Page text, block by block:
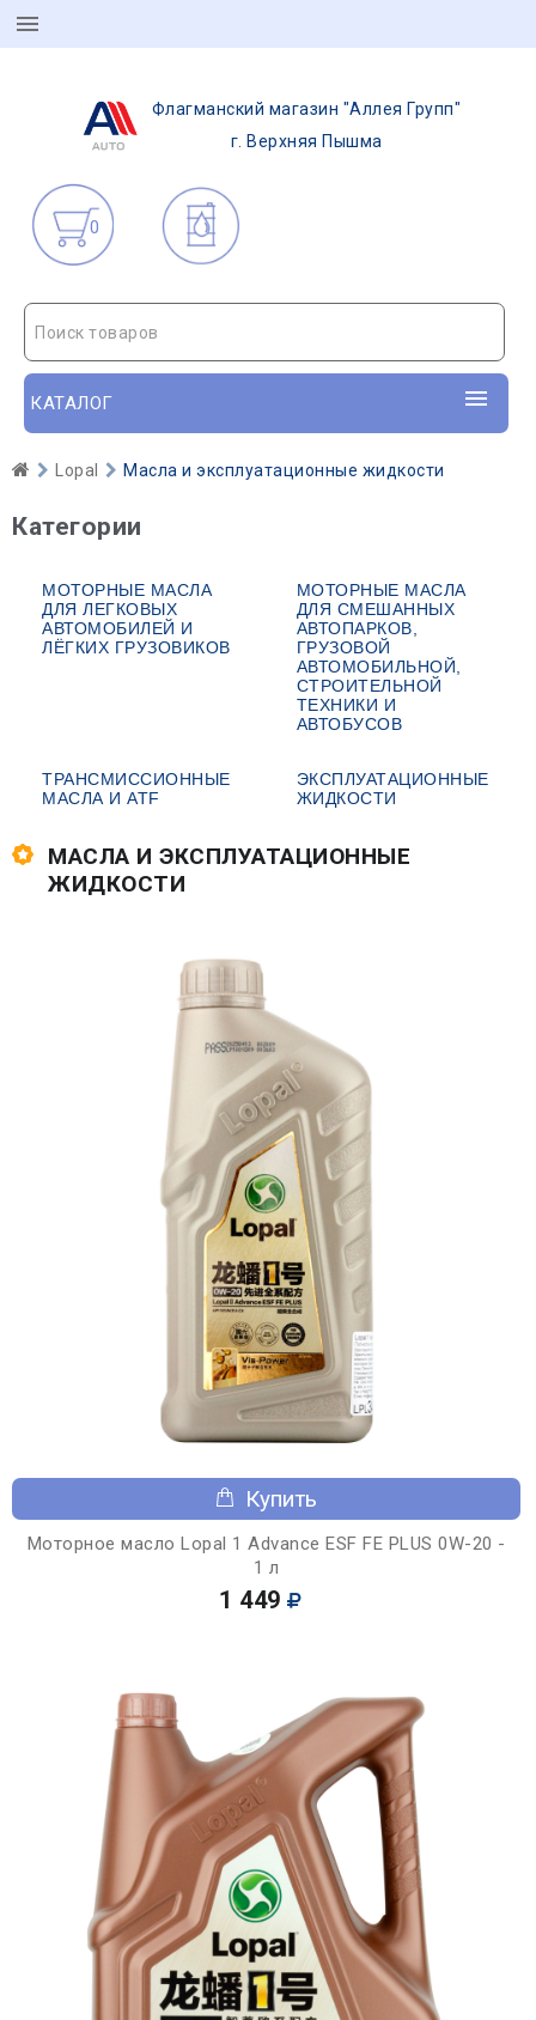
Флагманский магазин "Аллея Групп"
г. Верхняя Пышма
0
Поиск товаров
КАТАЛОГ
Lopal Масла и эксплуатационные жидкости
Категории
МОТОРНЫЕ МАСЛА
ДЛЯ ЛЕГКОВЫХ
АВТОМОБИЛЕЙ И
ЛЁГКИХ ГРУЗОВИКОВ
МОТОРНЫЕ МАСЛА
ДЛЯ СМЕШАННЫХ
АВТОПАРКОВ,
ГРУЗОВОЙ
АВТОМОБИЛЬНОЙ,
СТРОИТЕЛЬНОЙ
ТЕХНИКИ И
АВТОБУСОВ
ТРАНСМИССИОННЫЕ
МАСЛА И ATF
ЭКСПЛУАТАЦИОННЫЕ
ЖИДКОСТИ
МАСЛА И ЭКСПЛУАТАЦИОННЫЕ
ЖИДКОСТИ
Купить
Моторное масло Lopal 1 Advance ESF FE PLUS 0W-20 -
1 л
1 449